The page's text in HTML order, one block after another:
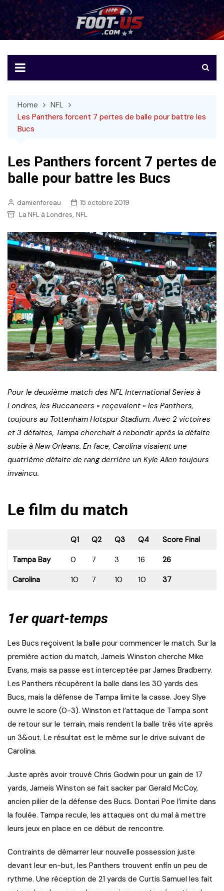
to
content
Foot-US
Le football américain en français
Home
NFL
Les Panthers forcent 7 pertes de balle pour battre les
Bucs
Les Panthers forcent 7 pertes de
balle pour battre les Bucs
damienforeau
15 octobre 2019
La NFL à Londres, NFL
Pour le deuxième match des NFL International Series à
Londres, les Buccaneers « reçevaient » les Panthers,
toujours au Tottenham Hotspur Stadium. Avec 2 victoires
et 3 défaites, Tampa cherchait à rebondir après la défaite
subie à New Orleans. En face, Carolina visaient une
quatrième défaite de rang derrière un Kyle Allen toujours
invaincu.
Le film du match
Q1 Q2 Q3 Q4
Score Final
Tampa Bay
0 7 3 16
26
Carolina
10 7 10 10 37
1er quart-temps
Les Bucs reçoivent la balle pour commencer le match. Sur la
première action du match, Jameis Winston cherche Mike
Evans, mais sa passe est interceptée par James Bradberry.
Les Panthers récupèrent la balle dans les 30 yards des
Bucs, mais la défense de Tampa limite la casse. Joey Slye
ouvre le score (0-3). Winston et l’attaque de Tampa sont
de retour sur le terrain, mais rendent la balle très vite après
un 3&out. Le résultat est le même sur le drive suivant de
Carolina.
Juste après avoir trouvé Chris Godwin pour un gain de 17
yards, Jameis Winston se fait sacker par Gerald McCoy,
ancien pilier de la défense des Bucs. Dontari Poe l’imite dans
la foulée. Tampa recule, les attaques ont du mal à mettre
leurs jeux en place en ce début de rencontre.
Contraints de démarrer leur nouvelle possession juste
devant leur en-but, les Panthers trouvent enfin un peu de
rythme. Une réception de 21 yards de Curtis Samuel les fait